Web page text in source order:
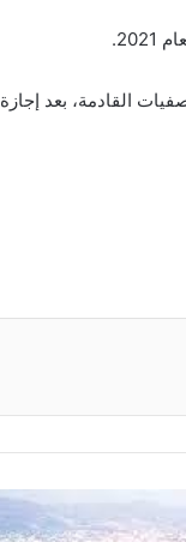
القادمة، بعد إجازة